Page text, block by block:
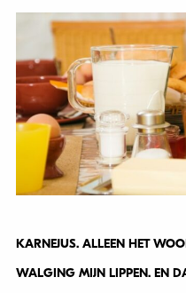
KARNEJUS. ALLEEN HET
WALGING MIJN LIPPEN. EN